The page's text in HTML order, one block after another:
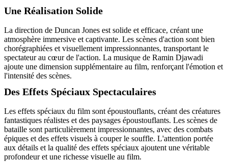
Une Réalisation Solide
La direction de Duncan Jones est solide et efficace, créant une
atmosphère immersive et captivante. Les scènes d'action sont bien
chorégraphiées et visuellement impressionnantes, transportant le
spectateur au cœur de l'action. La musique de Ramin Djawadi
ajoute une dimension supplémentaire au film, renforçant l'émotion et
l'intensité des scènes.
Des Effets Spéciaux Spectaculaires
Les effets spéciaux du film sont époustouflants, créant des créatures
fantastiques réalistes et des paysages époustouflants. Les scènes de
bataille sont particulièrement impressionnantes, avec des combats
épiques et des effets visuels à couper le souffle. L'attention portée
aux détails et la qualité des effets spéciaux ajoutent une véritable
profondeur et une richesse visuelle au film.